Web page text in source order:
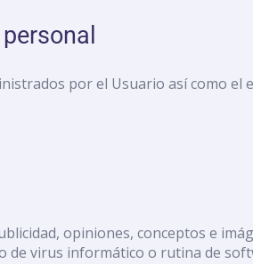
por el Usuario así como
opiniones, conceptos e
virus informático o rutina de